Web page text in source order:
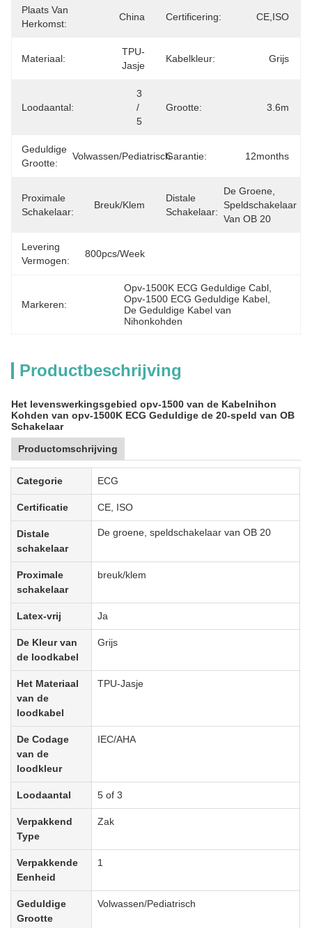
Plaats Van
Herkomst:
China Certificering: CE,ISO
Materiaal:
TPU-
Jasje
Kabelkleur: Grijs
Loodaantal:
3
/
5
Grootte: 3.6m
Geduldige
Grootte:
Volwassen/PediatrischGarantie: 12months
Proximale
Schakelaar:
Breuk/klem
Distale
Schakelaar:
De Groene,
Speldschakelaar
Van OB 20
Levering
Vermogen:
800pcs/week
Markeren:
Opv-1500K ECG Geduldige Cabl
Opv-1500 ECG Geduldige Kabel
De Geduldige Kabel van
Nihonkohden
Productbeschrijving
Het levenswerkingsgebied opv-1500 van de Kabelnihon
Kohden van opv-1500K ECG Geduldige de 20-speld van OB
Schakelaar
Productomschrijving
Categorie ECG
Certificatie CE, ISO
Distale
schakelaar
De groene, speldschakelaar van OB 20
Proximale
schakelaar
breuk/klem
Latex-vrij Ja
De Kleur van
de loodkabel
Grijs
Het Materiaal
van de
loodkabel
TPU-Jasje
De Codage
van de
loodkleur
IEC/AHA
Loodaantal 5 of 3
Verpakkend
Type
Zak
Verpakkende
Eenheid
1
Geduldige
Grootte
Volwassen/Pediatrisch